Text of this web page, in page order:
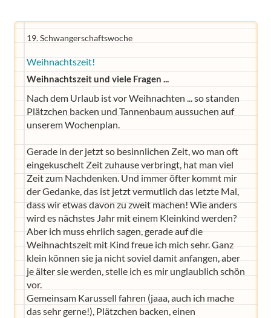
19. Schwangerschaftswoche
Weihnachtszeit!
Weihnachtszeit und viele Fragen ...
Nach dem Urlaub ist vor Weihnachten ... so standen
Plätzchen backen und Tannenbaum aussuchen auf
unserem Wochenplan.
Gerade in der jetzt so besinnlichen Zeit, wo man oft
eingekuschelt Zeit zuhause verbringt, hat man viel
Zeit zum Nachdenken. Und immer öfter kommt mir
der Gedanke, das ist jetzt vermutlich das letzte Mal,
dass wir etwas davon zu zweit machen! Wie anders
wird es nächstes Jahr mit einem Kleinkind werden?
Aber ich muss ehrlich sagen, gerade auf die
Weihnachtszeit mit Kind freue ich mich sehr. Ganz
klein können sie ja nicht soviel damit anfangen, aber
je älter sie werden, stelle ich es mir unglaublich schön
vor.
Gemeinsam Karussell fahren (jaaa, auch ich mache
das sehr gerne!), Plätzchen backen, einen